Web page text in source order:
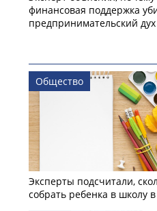
финансовая поддержка
предпринимательский дух
Общество
Эксперты подсчитали,
собрать ребенка в школу